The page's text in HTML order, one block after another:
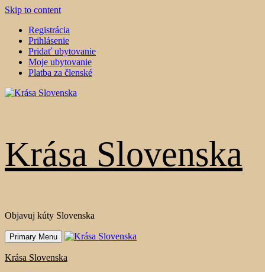
Skip to content
Registrácia
Prihlásenie
Pridať ubytovanie
Moje ubytovanie
Platba za členské
Krása Slovenska
Objavuj kúty Slovenska
Primary Menu
Krása Slovenska